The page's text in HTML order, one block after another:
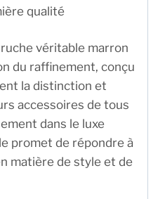
qualité
véritable marron
du raffinement, conçu
la distinction et
accessoires de tous
dans le luxe
promet de répondre à
matière de style et de